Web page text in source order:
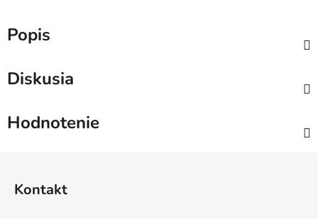
Popis
Diskusia
Hodnotenie
Kontakt